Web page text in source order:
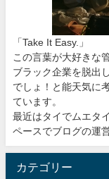
「Take It Easy.」
この言葉が大好きな
ブラック企業を脱出
でしょ！と能天気に
ています。
最近はタイでムエタ
ペースでブログの運
カテゴリー